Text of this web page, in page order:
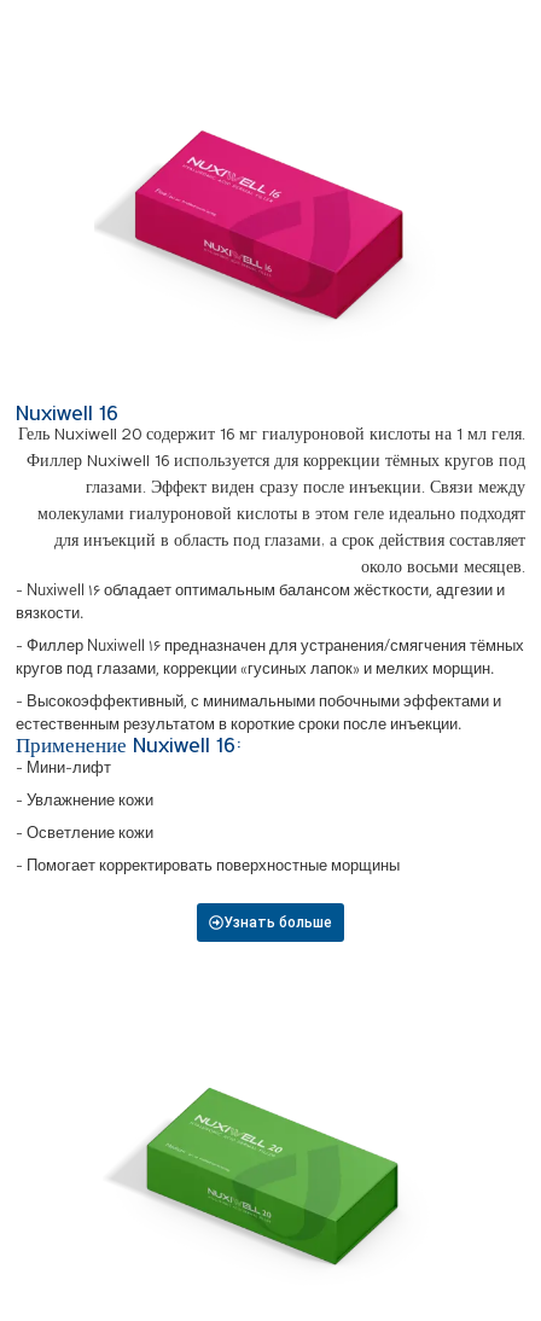
Nuxiwell 16
Гель Nuxiwell 20 содержит 16 мг гиалуроновой кислоты на 1 мл геля.
Филлер Nuxiwell 16 используется для коррекции тёмных кругов под
глазами. Эффект виден сразу после инъекции. Связи между
молекулами гиалуроновой кислоты в этом геле идеально подходят
для инъекций в область под глазами, а срок действия составляет
около восьми месяцев.
- Nuxiwell 16 обладает оптимальным балансом жёсткости, адгезии и
вязкости.
- Филлер Nuxiwell 16 предназначен для устранения/смягчения тёмных
кругов под глазами, коррекции «гусиных лапок» и мелких морщин.
- Высокоэффективный, с минимальными побочными эффектами и
естественным результатом в короткие сроки после инъекции.
Применение Nuxiwell 16:
- Мини-лифт
- Увлажнение кожи
- Осветление кожи
- Помогает корректировать поверхностные морщины
Узнать больше